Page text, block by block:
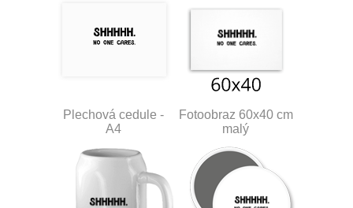
Plechová cedule -
A4
Fotoobraz 60x40 cm
malý